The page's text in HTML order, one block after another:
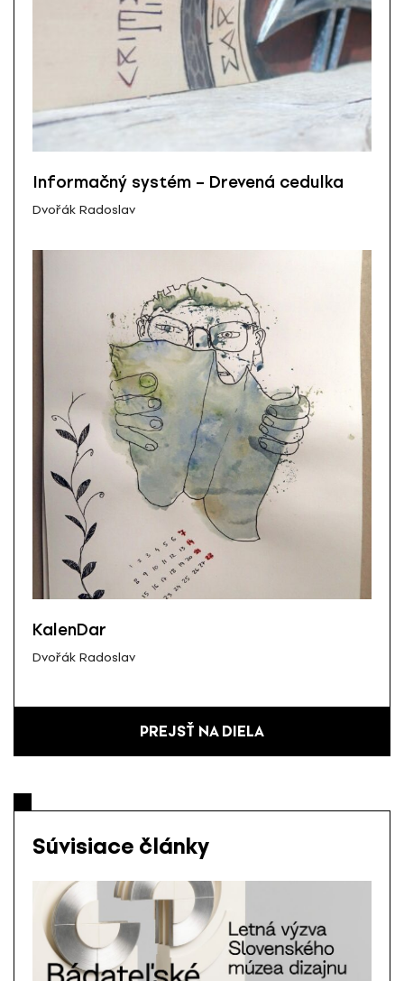
Informačný systém – Drevená cedulka
Dvořák Radoslav
KalenDar
Dvořák Radoslav
PREJSŤ NA DIELA
Súvisiace články